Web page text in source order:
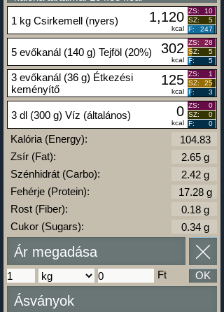
1 kg Csirkemell (nyers)
1,120
kcal
ZS:
10
SZ:
5
F:
247
5 evőkanál (140 g) Tejföl (20%) 302
kcal
ZS:
28
SZ:
5
F:
5
3 evőkanál (36 g) Étkezési
keményítő
125
kcal
ZS:
1
SZ:
25
F:
3
3 dl (300 g) Víz (általános) 0
kcal
ZS:
0
SZ:
0
F:
0
Kalória (Energy):
Zsír (Fat):
Szénhidrát (Carbo):
Fehérje (Protein):
Rost (Fiber):
Cukor (Sugars):
Ár megadása
Ft OK
Ásványok